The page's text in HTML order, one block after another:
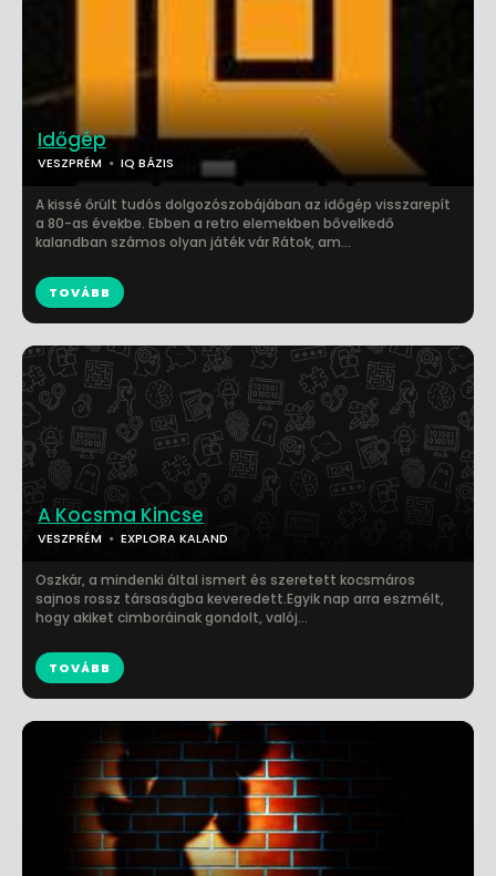
Időgép
VESZPRÉM IQ BÁZIS
A kissé őrült tudós dolgozószobájában az időgép visszarepít
a 80-as évekbe. Ebben a retro elemekben bővelkedő
kalandban számos olyan játék vár Rátok, am...
TOVÁBB
A Kocsma Kincse
VESZPRÉM EXPLORA KALAND
Oszkár, a mindenki által ismert és szeretett kocsmáros
sajnos rossz társaságba keveredett.Egyik nap arra eszmélt,
hogy akiket cimboráinak gondolt, valój...
TOVÁBB